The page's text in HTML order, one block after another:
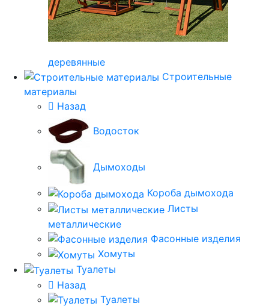
деревянные
Строительные
материалы
Назад
Водосток
Дымоходы
Короба дымохода
Листы
металлические
Фасонные изделия
Хомуты
Туалеты
Назад
Туалеты